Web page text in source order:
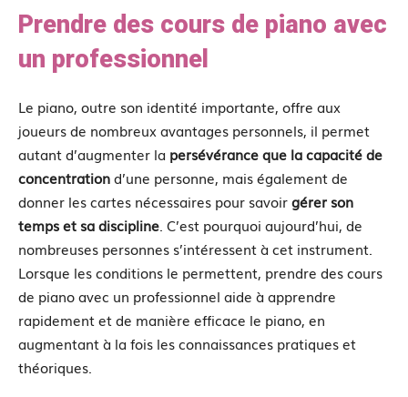
Prendre des cours de piano avec
un professionnel
Le piano, outre son identité importante, offre aux
joueurs de nombreux avantages personnels, il permet
autant d’augmenter la persévérance que la capacité de
concentrationd’une personne, mais également de
donner les cartes nécessaires pour savoirgérer son
temps et sa discipline. C’est pourquoi aujourd’hui, de
nombreuses personnes s’intéressent à cet instrument.
Lorsque les conditions le permettent, prendre des cours
de piano avec un professionnel aide à apprendre
rapidement et de manière efficace le piano, en
augmentant à la fois les connaissances pratiques et
théoriques.